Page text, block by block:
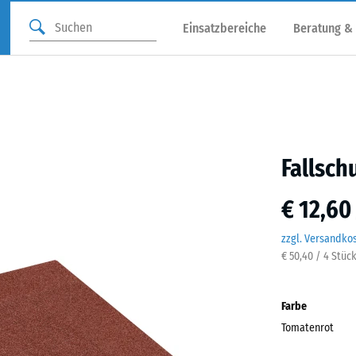
Einsatzbereiche Beratung &
€
zzgl.
€ 50,40 / 4
Farbe
Tomatenrot